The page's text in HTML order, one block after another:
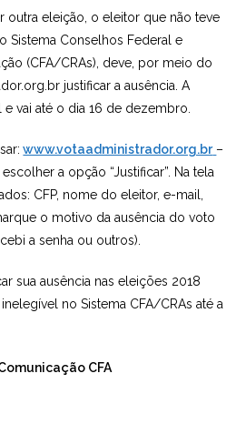
outra eleição, o eleitor que não teve
Sistema Conselhos Federal e
(CFA/CRAs), deve, por meio do
justificar a ausência. A
vai até o dia 16 de dezembro.
www.votaadministrador.org.br –
a opção “Justificar”. Na tela
CFP, nome do eleitor, e-mail,
o motivo da ausência do voto
a senha ou outros).
sua ausência nas eleições 2018
no Sistema CFA/CRAs até a
CFA